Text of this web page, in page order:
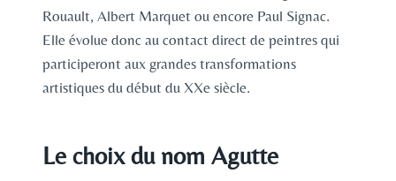
Rouault, Albert Marquet ou encore Paul Signac.
Elle évolue donc au contact direct de peintres qui
participeront aux grandes transformations
artistiques du début du XXe siècle.
Le choix du nom Agutte